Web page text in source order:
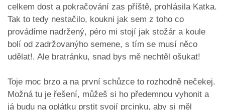
celkem dost a pokračování zas příště, prohlásila Katka.
Tak to tedy nestačilo, koukni jak sem z toho co
provádíme nadržený, péro mi stojí jak stožár a koule
bolí od zadržovanýho semene, s tím se musí něco
udělat!. Ale bratránku, snad bys mě nechtěl ošukat!
Toje moc brzo a na první schůzce to rozhodně nečekej.
Možná tu je řešení, můžeš si ho předemnou vyhonit a
já budu na oplátku prstit svojí prcinku, aby si měl